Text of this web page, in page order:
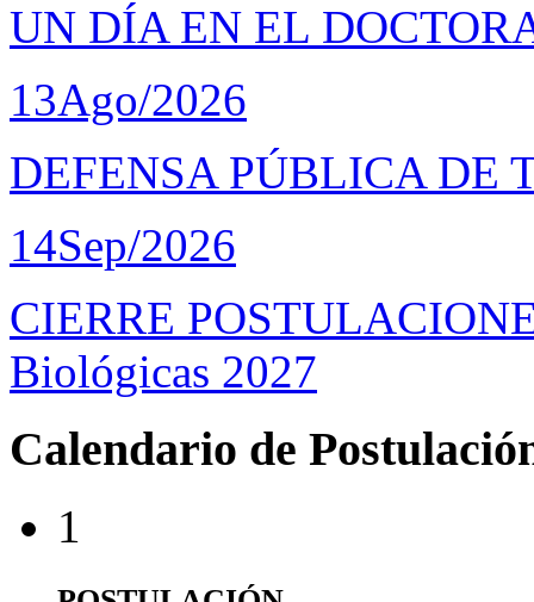
UN DÍA EN EL
13Ago/2026
DEFENSA PÚBLICA DE
14Sep/2026
CIERRE
Biológicas 2027
Calendario de
1